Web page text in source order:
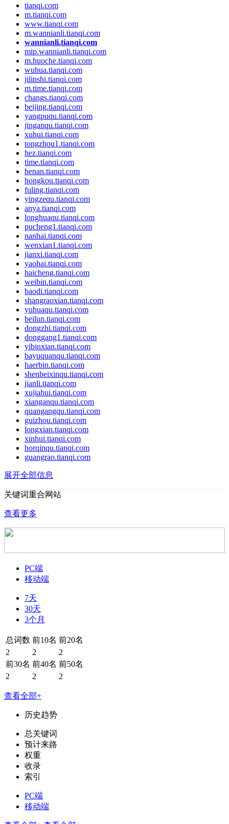
tianqi.com
m.tianqi.com
www.tianqi.com
m.wannianli.tianqi.com
wannianli.tianqi.com
mip.wannianli.tianqi.com
m.huoche.tianqi.com
wuhua.tianqi.com
jilinshi.tianqi.com
m.time.tianqi.com
changs.tianqi.com
beijing.tianqi.com
yangpuqu.tianqi.com
jinganqu.tianqi.com
xuhui.tianqi.com
tongzhou1.tianqi.com
hez.tianqi.com
time.tianqi.com
henan.tianqi.com
hongkou.tianqi.com
fuling.tianqi.com
yingzequ.tianqi.com
anya.tianqi.com
longhuaqu.tianqi.com
pucheng1.tianqi.com
nanhai.tianqi.com
wenxian1.tianqi.com
jianxi.tianqi.com
yaohai.tianqi.com
haicheng.tianqi.com
weibin.tianqi.com
baodi.tianqi.com
shangraoxian.tianqi.com
yuhuaqu.tianqi.com
beilun.tianqi.com
dongzhi.tianqi.com
donggang1.tianqi.com
yibinxian.tianqi.com
bayuquanqu.tianqi.com
haerbin.tianqi.com
shenbeixinqu.tianqi.com
jianli.tianqi.com
xujiahui.tianqi.com
xianganqu.tianqi.com
quangangqu.tianqi.com
guizhou.tianqi.com
longxian.tianqi.com
xinhui.tianqi.com
horqinqu.tianqi.com
guangrao.tianqi.com
展开全部信息
关键词重合网站
查看更多
PC端
移动端
7天
30天
3个月
总词数 前10名 前20名
2
2
2
前30名 前40名 前50名
2
2 2
查看全部+
历史趋势
总关键词
预计来路
权重
收录
索引
PC端
移动端